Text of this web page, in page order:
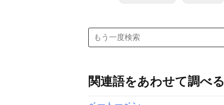
関連語をあわせて調べる